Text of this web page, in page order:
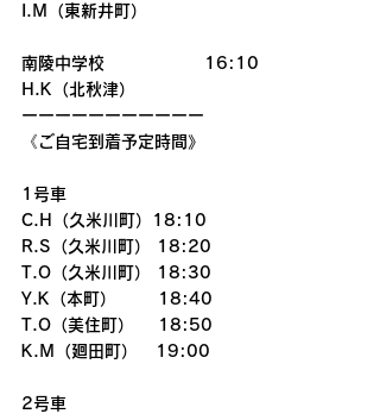
I.M（東新井町）
南陵中学校　　　　　　16:10
H.K（北秋津）
ーーーーーーーーーーー
《ご自宅到着予定時間》
1号車
C.H（久米川町）18:10
R.S（久米川町） 18:20
T.O（久米川町） 18:30
Y.K（本町）       18:40
T.O（美住町）    18:50
K.M（廻田町）   19:00
2号車